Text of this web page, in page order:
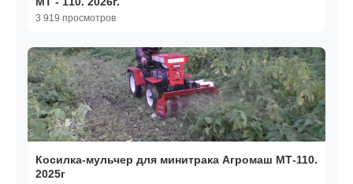
3 919 просмотров
Косилка-мульчер для минитрака Агромаш МТ-110.
2025г